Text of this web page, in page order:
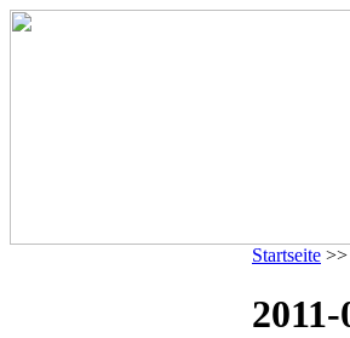
Startseite >>